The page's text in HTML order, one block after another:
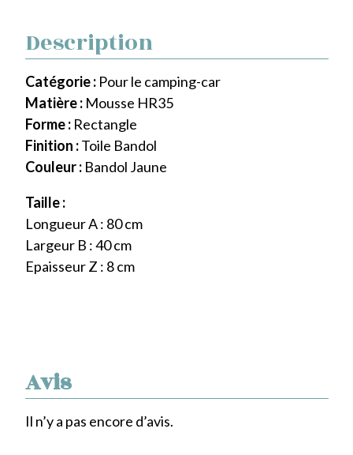
Avis
Il n’y a pas encore d’avis.
Description
Catégorie : Pour le camping-car
Matière : Mousse HR35
Forme : Rectangle
Finition :Toile Bandol
Couleur : Bandol Jaune
Taille :
Longueur A : 80 cm
Largeur B : 40 cm
Epaisseur Z : 8 cm